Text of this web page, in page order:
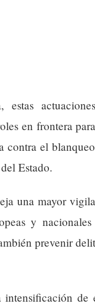
estas
en frontera
el
Estado.
una mayor
y
prevenir
de